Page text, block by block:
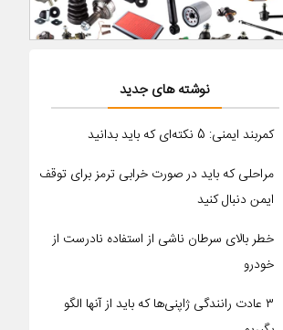
نوشته های جدید
کمربند ایمنی: 5 نکته‌ای که باید بدانید
مراحلی که باید در صورت خرابی ترمز برای توقف
ایمن دنبال کنید
خطر بالای سرطان ناشی از استفاده نادرست از
خودرو
۳ عادت رانندگی ژاپنی‌ها که باید از آنها الگو